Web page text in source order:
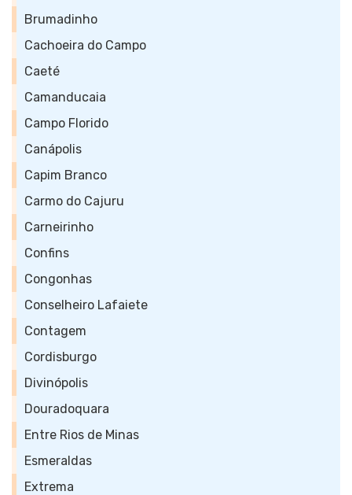
Brumadinho
Cachoeira do Campo
Caeté
Camanducaia
Campo Florido
Canápolis
Capim Branco
Carmo do Cajuru
Carneirinho
Confins
Congonhas
Conselheiro Lafaiete
Contagem
Cordisburgo
Divinópolis
Douradoquara
Entre Rios de Minas
Esmeraldas
Extrema